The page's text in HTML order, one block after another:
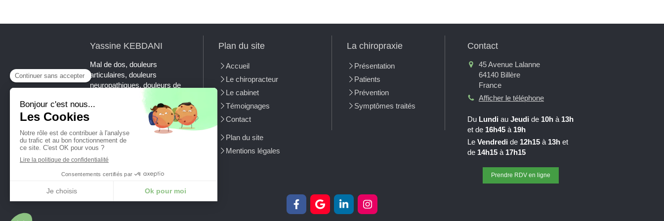
Yassine KEBDANI
Mal de dos, douleurs
articulaires, douleurs
neuropathiques, douleurs de
tendinites, sciatiques, NCB ?
La chiropraxie est la thérapie
manuelle de référence à
l'échelle internationale pour
traiter ces symptômes.
Prenez rendez-vous avec
Plan du site
Accueil
Le chiropracteur
Le cabinet
Témoignages
Contact
Plan du site
Mentions légales
La chiropraxie
Présentation
Patients
Prévention
Symptômes traités
Contact
45 Avenue Lalanne
64140 Billère
France
Afficher le téléphone
Du Lundi au Jeudi de 10h à 13h
et de 16h45 à 19h
Le Vendredi de 12h15 à 13h et
de 14h15 à 17h15
Prendre RDV en ligne